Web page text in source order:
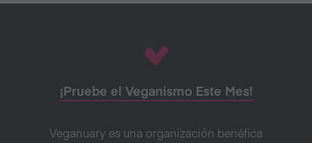
¡Pruebe el Veganismo Este Mes!
Veganuary es una organización benéfica